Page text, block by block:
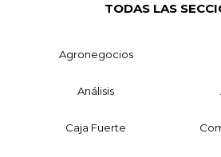
TODAS LAS
Agronegocios
Análisis
Caja Fuerte